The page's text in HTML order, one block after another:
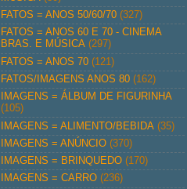
FATOS = ANOS 50/60/70 (327)
FATOS = ANOS 60 E 70 - CINEMA
BRAS. E MÚSICA (297)
FATOS = ANOS 70 (121)
FATOS/IMAGENS ANOS 80 (162)
IMAGENS = ÁLBUM DE FIGURINHA
(105)
IMAGENS = ALIMENTO/BEBIDA (35)
IMAGENS = ANÚNCIO (370)
IMAGENS = BRINQUEDO (170)
IMAGENS = CARRO (236)